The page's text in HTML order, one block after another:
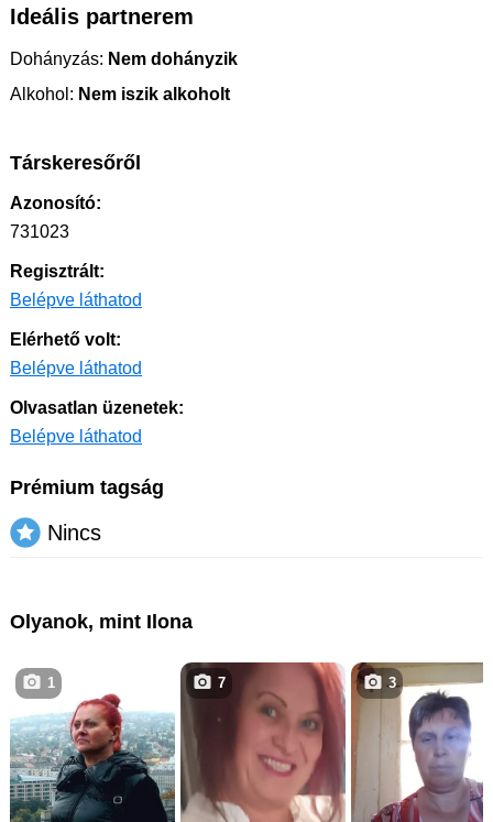
Ideális partnerem
Dohányzás: Nem dohányzik
Alkohol: Nem iszik alkoholt
Társkeresőről
Azonosító:
731023
Regisztrált:
Belépve láthatod
Elérhető volt:
Belépve láthatod
Olvasatlan üzenetek:
Belépve láthatod
Prémium tagság
Nincs
Olyanok, mint Ilona
1 7 3